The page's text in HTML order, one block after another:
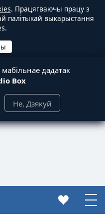
. Працягваючы працу з
палітыкай выкарыстання
дадатак
Box
Не, Дзякуй